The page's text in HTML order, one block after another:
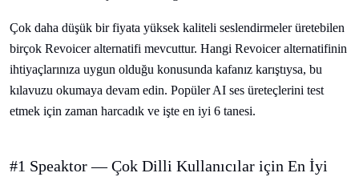
Çok daha düşük bir fiyata yüksek kaliteli seslendirmeler üretebilen
birçok Revoicer alternatifi mevcuttur. Hangi Revoicer alternatifinin
ihtiyaçlarınıza uygun olduğu konusunda kafanız karıştıysa, bu
kılavuzu okumaya devam edin. Popüler AI ses üreteçlerini test
etmek için zaman harcadık ve işte en iyi 6 tanesi.
#1 Speaktor — Çok Dilli Kullanıcılar için En İyi